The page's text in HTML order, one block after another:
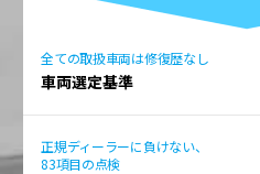
全ての取扱車両は修復歴なし
車両選定基準
正規ディーラーに負けない、
83項目の点検